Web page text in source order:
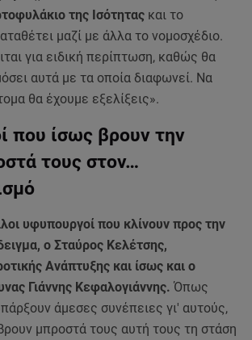
της Ισότητας και το
μαζί με άλλα το νομοσχέδιο.
για ειδική περίπτωση, καθώς θα
αυτά με τα οποία διαφωνεί. Να
θα έχουμε εξελίξεις».
που ίσως βρουν την
τους στον…
υφυπουργοί που κλίνουν προς την
ο Σταύρος Κελέτσης,
Ανάπτυξης και ίσως και ο
Γιάννης Κεφαλογιάννης. Όπως
άμεσες συνέπειες γι' αυτούς,
μπροστά τους αυτή τους τη στάση